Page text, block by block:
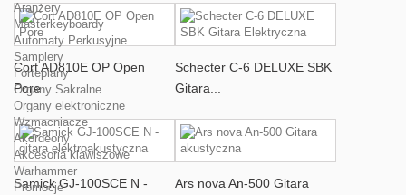
Aranżery
Masterkeyboardy
Automaty Perkusyjne
Samplery
Fortepiany
Organy Sakralne
Organy elektroniczne
Wzmacniacze
Akordeony
Akcesoria klawiszowe
Warhammer
Promocje
Cort AD810E OP Open
Pore
Schecter C-6 DELUXE SBK
Gitara...
Samick GJ-100SCE N -
Ars nova An-500 Gitara